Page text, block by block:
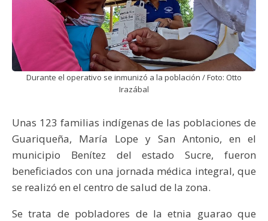
Durante el operativo se inmunizó a la población / Foto: Otto
Irazábal
Unas 123 familias indígenas de las poblaciones de
Guariqueña, María Lope y San Antonio, en el
municipio Benítez del estado Sucre, fueron
beneficiados con una jornada médica integral, que
se realizó en el centro de salud de la zona.
Se trata de pobladores de la etnia guarao que